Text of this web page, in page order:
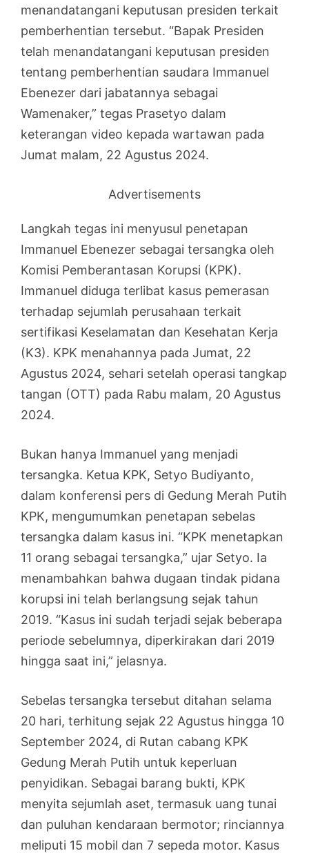
menandatangani keputusan presiden terkait
pemberhentian tersebut. “Bapak Presiden
telah menandatangani keputusan presiden
tentang pemberhentian saudara Immanuel
Ebenezer dari jabatannya sebagai
Wamenaker,” tegas Prasetyo dalam
keterangan video kepada wartawan pada
Jumat malam, 22 Agustus 2024.
Advertisements
Langkah tegas ini menyusul penetapan
Immanuel Ebenezer sebagai tersangka oleh
Komisi Pemberantasan Korupsi (KPK).
Immanuel diduga terlibat kasus pemerasan
terhadap sejumlah perusahaan terkait
sertifikasi Keselamatan dan Kesehatan Kerja
(K3). KPK menahannya pada Jumat, 22
Agustus 2024, sehari setelah operasi tangkap
tangan (OTT) pada Rabu malam, 20 Agustus
2024.
Bukan hanya Immanuel yang menjadi
tersangka. Ketua KPK, Setyo Budiyanto,
dalam konferensi pers di Gedung Merah Putih
KPK, mengumumkan penetapan sebelas
tersangka dalam kasus ini. “KPK menetapkan
11 orang sebagai tersangka,” ujar Setyo. Ia
menambahkan bahwa dugaan tindak pidana
korupsi ini telah berlangsung sejak tahun
2019. “Kasus ini sudah terjadi sejak beberapa
periode sebelumnya, diperkirakan dari 2019
hingga saat ini,” jelasnya.
Sebelas tersangka tersebut ditahan selama
20 hari, terhitung sejak 22 Agustus hingga 10
September 2024, di Rutan cabang KPK
Gedung Merah Putih untuk keperluan
penyidikan. Sebagai barang bukti, KPK
menyita sejumlah aset, termasuk uang tunai
dan puluhan kendaraan bermotor; rinciannya
meliputi 15 mobil dan 7 sepeda motor. Kasus